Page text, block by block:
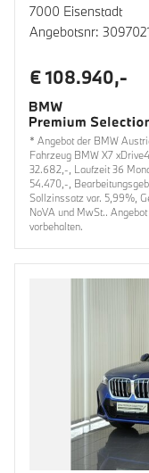
7000 Eisenstadt
Angebotsnr:
€ 108.940,-
* Angebot der BMW
Fahrzeug BMW X7
32.682,-, Laufzeit 36
54.470,-,
Sollzinssatz var. 5,99%,
NoVA und MwSt..
vorbehalten.